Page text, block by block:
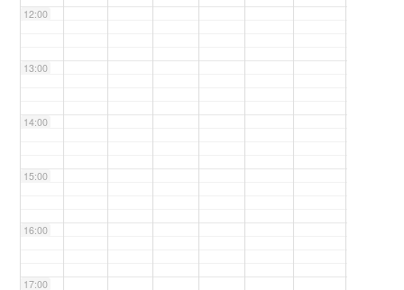
12:00
13:00
14:00
15:00
16:00
17:00